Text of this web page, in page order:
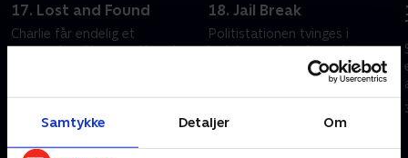
Samtykke Detaljer Om
17. Lost and Found
Charlie får endelig et
gennembrud i en uopklarede
18. Jail Break
Politistationen tvinges i
lockdown af en fængslet
morder, der er opsat på at